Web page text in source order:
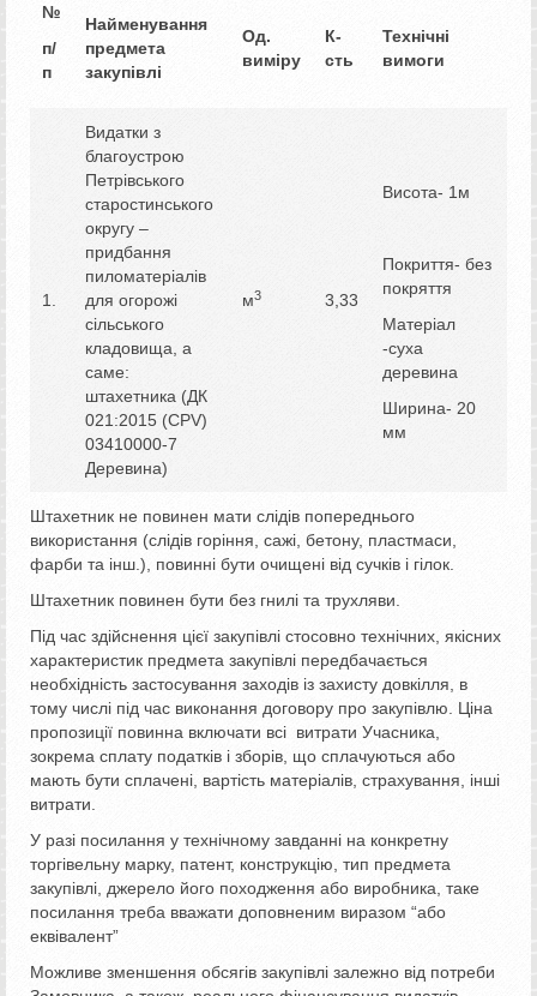
№
п/
п
Найменування
предмета
закупівлі
Од.
виміру
К-
сть
Технічні
вимоги
1.
Видатки з
благоустрою
Петрівського
старостинського
округу –
придбання
пиломатеріалів
для огорожі
сільського
кладовища, а
саме:
штахетника (ДК
021:2015 (CPV)
03410000-7
Деревина)
м3 3,33
Висота- 1м
Покриття- без
покряття
Матеріал
-суха
деревина
Ширина- 20
мм
Штахетник не повинен мати слідів попереднього
використання (слідів горіння, сажі, бетону, пластмаси,
фарби та інш.), повинні бути очищені від сучків і гілок.
Штахетник повинен бути без гнилі та трухляви.
Під час здійснення цієї закупівлі стосовно технічних, якісних
характеристик предмета закупівлі передбачається
необхідність застосування заходів із захисту довкілля, в
тому числі під час виконання договору про закупівлю. Ціна
пропозиції повинна включати всі витрати Учасника,
зокрема сплату податків і зборів, що сплачуються або
мають бути сплачені, вартість матеріалів, страхування, інші
витрати.
У разі посилання у технічному завданні на конкретну
торгівельну марку, патент, конструкцію, тип предмета
закупівлі, джерело його походження або виробника, таке
посилання треба вважати доповненим виразом “або
еквівалент”
Можливе зменшення обсягів закупівлі залежно від потреби